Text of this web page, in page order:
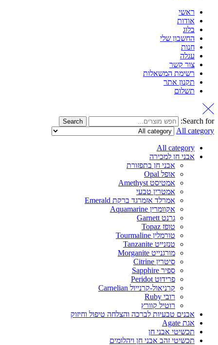
ראשי
אודות
בלוג
החשבון שלי
חנות
עגלה
צור קשר
רשימת המשאלות
תקנון אתר
תשלום
Search for:
Search
All category
All category
אבני חן למכירה
אבני חן בתפזורת
אופל Opal
אמטיסט Amethyst
אמטרין טבעי
אמרלד אזמרגד ברקת Emerald
אקוומרין Aquamarine
גרנט Garnett
טופז Topaz
טורמלין Tourmaline
טנזנייט Tanzanite
מורגנייט Morganite
סיטרין Citrine
ספיר Sapphire
פרידוט Peridot
קרניאול-קרנייול Carnelian
רובי Ruby
רוטיל קוורץ
אבנים טבעיות לברכה והצלחה טיפול וחיזוק
אגת Agate
תכשיטי אבני חן
תכשיטי זהב אבני חן ויהלומים